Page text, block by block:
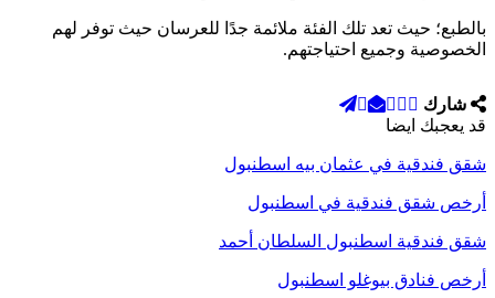
بالطبع؛ حيث تعد تلك الفئة ملائمة جدًا للعرسان حيث توفر لهم
الخصوصية وجميع احتياجتهم.
شارك
قد يعجبك ايضا
شقق فندقية في عثمان بيه اسطنبول
أرخص شقق فندقية في اسطنبول
شقق فندقية اسطنبول السلطان أحمد
أرخص فنادق بيوغلو اسطنبول